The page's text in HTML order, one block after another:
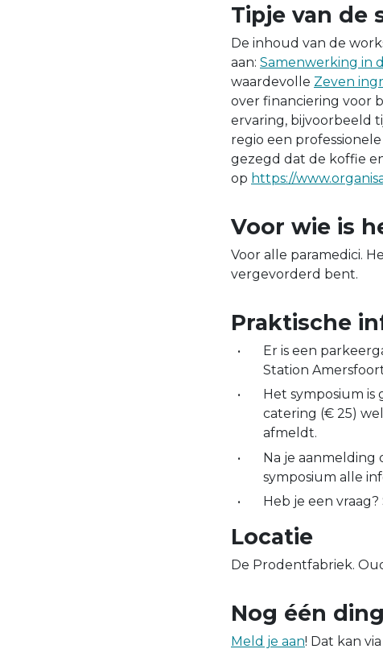
Tipje van de
De inhoud van de
aan: Samenwerking in
waardevolle Zeven
over financiering voor
ervaring, bijvoorbeeld
regio een
gezegd dat de koffie
op https://
Voor wie is
Voor alle paramedici.
vergevorderd bent.
Praktische
Er is een
Station
Het symposium
catering (€ 25)
afmeldt.
Na je aanmelding
symposium alle
Heb je een
Locatie
De Prodentfabriek.
Nog één
Meld je aan! Dat kan via